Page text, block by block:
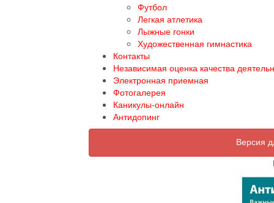
Футбол
Легкая атлетика
Лыжные гонки
Художественная гимнастика
Контакты
Независимая оценка качества
Электронная приемная
Фотогалерея
Каникулы-онлайн
Антидопинг
Версия